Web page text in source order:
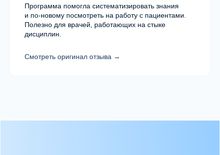
Программа помогла систематизировать знания
и по-новому посмотреть на работу с пациентами.
Полезно для врачей, работающих на стыке
дисциплин.
Смотреть оригинал отзыва →
Сообщество MHC
Карта сайта
График работы центра
10:00 — 22:00